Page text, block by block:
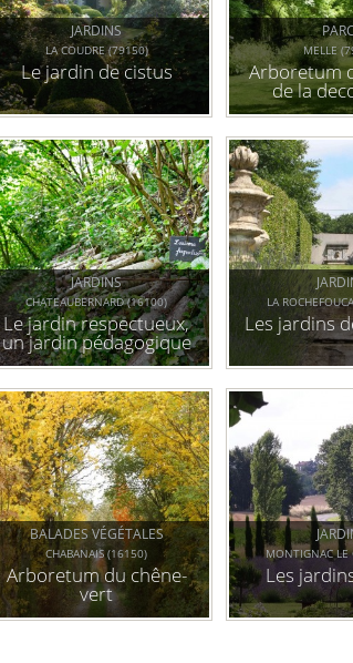
JARDINS
LA COUDRE (79150)
Le jardin de cistus
MELLE
Arboretum
de la
JARDINS
CHATEAUBERNARD (16100)
Le jardin respectueux,
un jardin pédagogique
et partagé
LA
Les jardins
BALADES VÉGÉTALES
CHABANAIS (16150)
Arboretum du chêne-
vert
MONTIGNAC
Les